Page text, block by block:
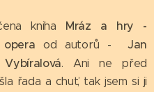
kniha Mráz a hry -
operaod autorů -
Jan
. Ani ne před
řada a chuť, tak jsem si ji